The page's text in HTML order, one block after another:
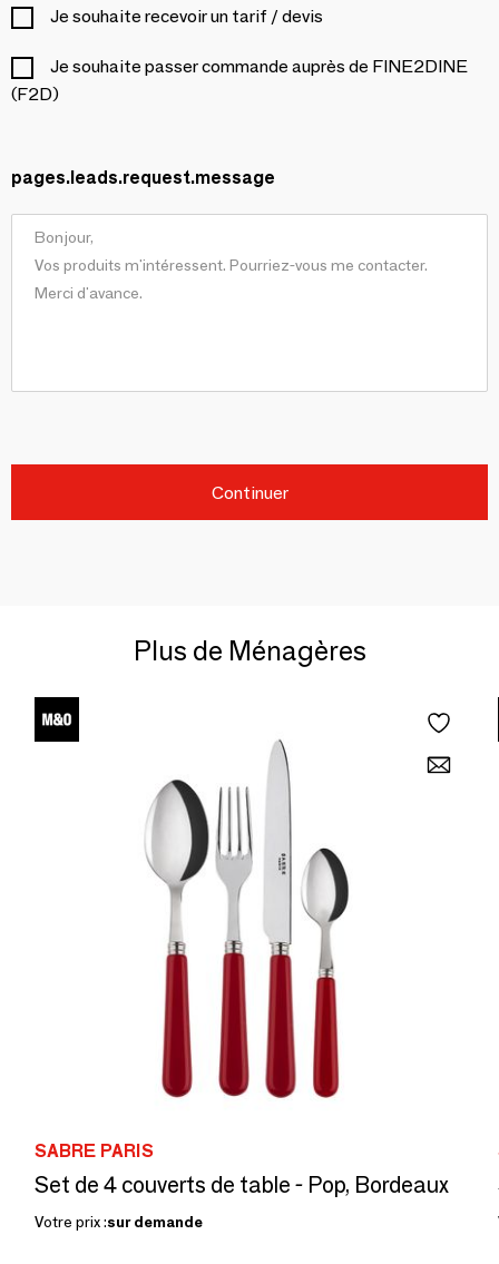
Je souhaite recevoir un tarif / devis
Je souhaite passer commande auprès de FINE2DINE
(F2D)
pages.leads.request.message
Continuer
Plus de Ménagères
SABRE PARIS
Set de 4 couverts de table - Pop, Bordeaux
Votre prix :sur demande